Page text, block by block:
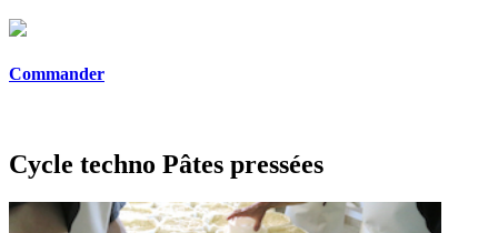
Commander
Cycle techno Pâtes pressées